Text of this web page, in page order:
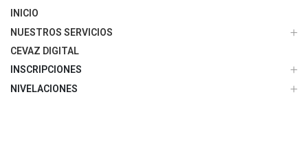
INICIO
NUESTROS SERVICIOS
CEVAZ DIGITAL
INSCRIPCIONES
NIVELACIONES